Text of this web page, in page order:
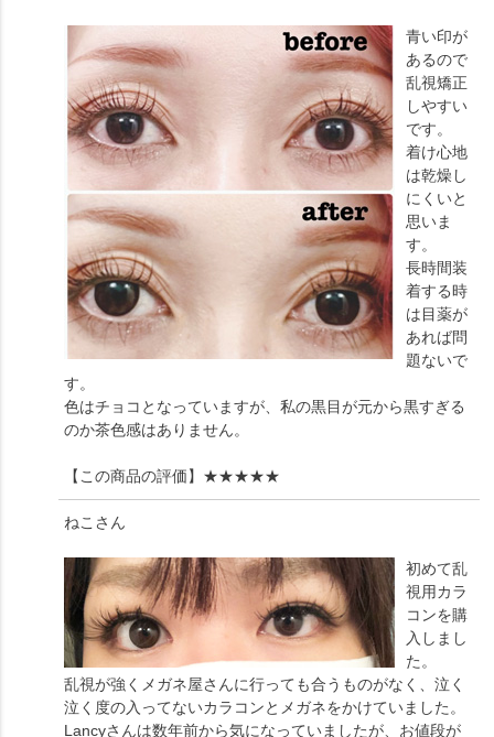
青い印が
あるので
乱視矯正
しやすい
です。
着け心地
は乾燥し
にくいと
思いま
す。
長時間装
着する時
は目薬が
あれば問
題ないで
す。
色はチョコとなっていますが、私の黒目が元から黒すぎる
のか茶色感はありません。
【この商品の評価】 ★★★★★
ねこ さん
初めて乱
視用カラ
コンを購
入しまし
た。
乱視が強くメガネ屋さんに行っても合うものがなく、泣く
泣く度の入ってないカラコンとメガネをかけていました。
Lancyさんは数年前から気になっていましたが、お値段が